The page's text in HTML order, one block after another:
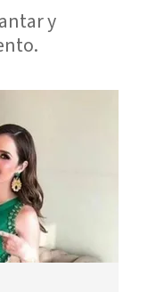
y